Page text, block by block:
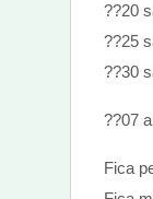
??20
??25
??30
??07
Fica